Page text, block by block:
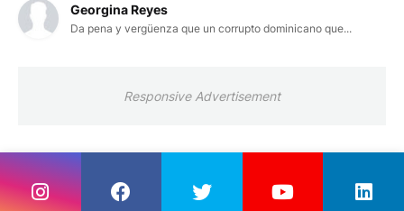
Georgina Reyes
Da pena y vergüenza que un corrupto dominicano que...
Responsive Advertisement